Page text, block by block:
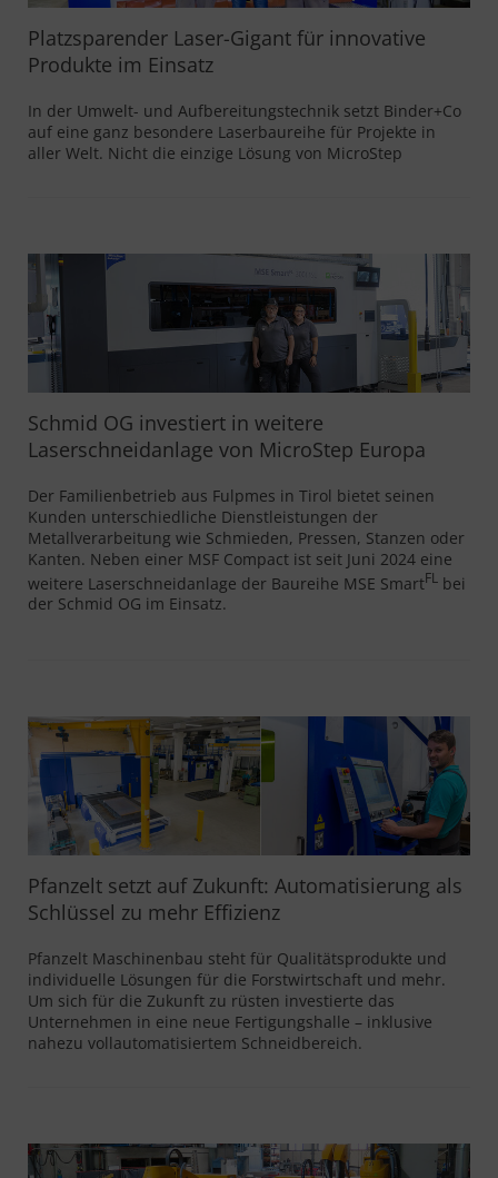
Bohren, Gewinden, Senken
Scannen, Lesen
Materialhandling
Sonderausstattung
Automatisierung
Schlackeentfernung, Entgraten, Verrunden,
Schleifen & Oberflächenfinish
EasyCut
EuroMaster
MasterCut
MasterCut Compact
MicroMill
MSE Oxy
MSE SmartFL
MSF Cut
MSF Max
MSF Pro
MSLoad, MSTower, MSSort
MSLoop
PL Compact
Platzsparender Laser-Gigant für innovative
Produkte im Einsatz
In der Umwelt- und Aufbereitungstechnik setzt Binder+Co
auf eine ganz besondere Laserbaureihe für Projekte in
aller Welt. Nicht die einzige Lösung von MicroStep
Schmid OG investiert in weitere
Laserschneidanlage von MicroStep Europa
Der Familienbetrieb aus Fulpmes in Tirol bietet seinen
Kunden unterschiedliche Dienstleistungen der
Metallverarbeitung wie Schmieden, Pressen, Stanzen oder
Kanten. Neben einer MSF Compact ist seit Juni 2024 eine
weitere Laserschneidanlage der Baureihe MSE SmartFL bei
der Schmid OG im Einsatz.
Pfanzelt setzt auf Zukunft: Automatisierung als
Schlüssel zu mehr Effizienz
Pfanzelt Maschinenbau steht für Qualitätsprodukte und
individuelle Lösungen für die Forstwirtschaft und mehr.
Um sich für die Zukunft zu rüsten investierte das
Unternehmen in eine neue Fertigungshalle – inklusive
nahezu vollautomatisiertem Schneidbereich.